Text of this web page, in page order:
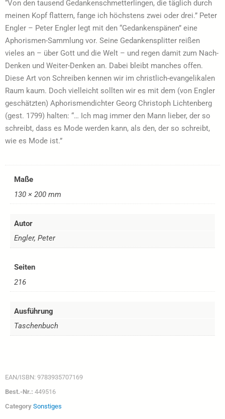
“Von den tausend Gedankenschmetterlingen, die täglich durch
meinen Kopf flattern, fange ich höchstens zwei oder drei.” Peter
Engler – Peter Engler legt mit den “Gedankenspänen” eine
Aphorismen-Sammlung vor. Seine Gedankensplitter reißen
vieles an – über Gott und die Welt – und regen damit zum Nach-
Denken und Weiter-Denken an. Dabei bleibt manches offen.
Diese Art von Schreiben kennen wir im christlich-evangelikalen
Raum kaum. Doch vielleicht sollten wir es mit dem (von Engler
geschätzten) Aphorismendichter Georg Christoph Lichtenberg
(gest. 1799) halten: “… Ich mag immer den Mann lieber, der so
schreibt, dass es Mode werden kann, als den, der so schreibt,
wie es Mode ist.”
Maße
130 × 200 mm
Autor
Engler, Peter
Seiten
216
Ausführung
Taschenbuch
EAN/ISBN: 9783935707169
Best.-Nr.: 449516
Category Sonstiges